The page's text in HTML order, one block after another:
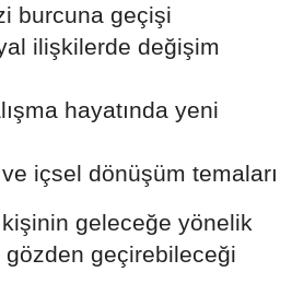
burcuna geçişi
ilişkilerde değişim
hayatında yeni
içsel dönüşüm temaları
geleceğe yönelik
gözden geçirebileceği